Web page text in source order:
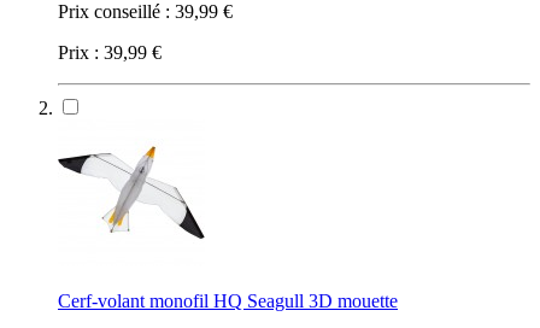
Prix conseillé : 39,99 €
Prix : 39,99 €
Cerf-volant monofil HQ Seagull 3D mouette